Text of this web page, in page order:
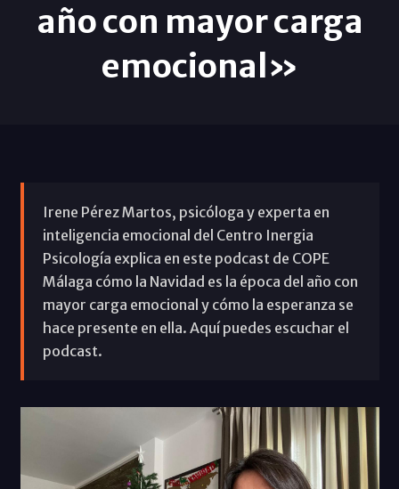
año con mayor carga
emocional»
Irene Pérez Martos, psicóloga y experta en
inteligencia emocional del Centro Inergia
Psicología explica en este podcast de COPE
Málaga cómo la Navidad es la época del año con
mayor carga emocional y cómo la esperanza se
hace presente en ella. Aquí puedes escuchar el
podcast.